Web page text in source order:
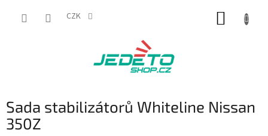
CZK
Sada stabilizátorů Whiteline Nissan
350Z